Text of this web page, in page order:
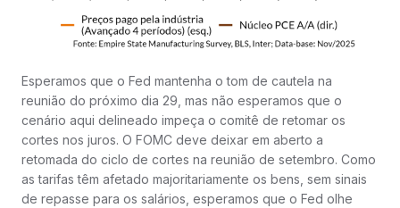
Esperamos que o Fed mantenha o tom de cautela na
reunião do próximo dia 29, mas não esperamos que o
cenário aqui delineado impeça o comitê de retomar os
cortes nos juros. O FOMC deve deixar em aberto a
retomada do ciclo de cortes na reunião de setembro. Como
as tarifas têm afetado majoritariamente os bens, sem sinais
de repasse para os salários, esperamos que o Fed olhe